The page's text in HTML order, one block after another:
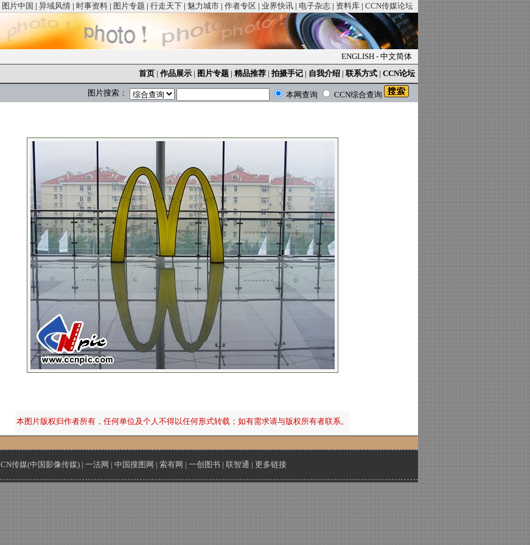
图片中国 | 异域风情 | 时事资料 | 图片专题 | 行走天下 | 魅力城市 | 作者专区 | 业界快讯 | 电子杂志 | 资料库 | CCN传媒论坛
ENGLISH - 中文简体
首页 | 作品展示 | 图片专题 | 精品推荐 | 拍摄手记 | 自我介绍 | 联系方式 | CCN论坛
图片搜索： 本网查询
CCN综合查询
本图片版权归作者所有，任何单位及个人不得以任何形式转载；如有需求请与版权所有者联系。
传媒(中国影像传媒) | 一法网 | 中国搜图网 | 索有网 | 一创图书 | 联智通 | 更多链接